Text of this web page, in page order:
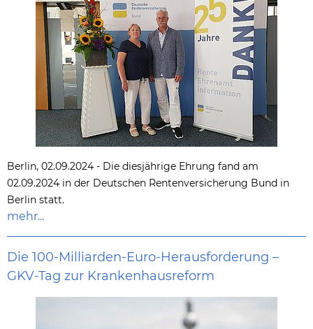
Berlin, 02.09.2024 - Die diesjährige Ehrung fand am
02.09.2024 in der Deutschen Rentenversicherung Bund in
Berlin statt.
mehr...
Die 100-Milliarden-Euro-Herausforderung –
GKV-Tag zur Krankenhausreform